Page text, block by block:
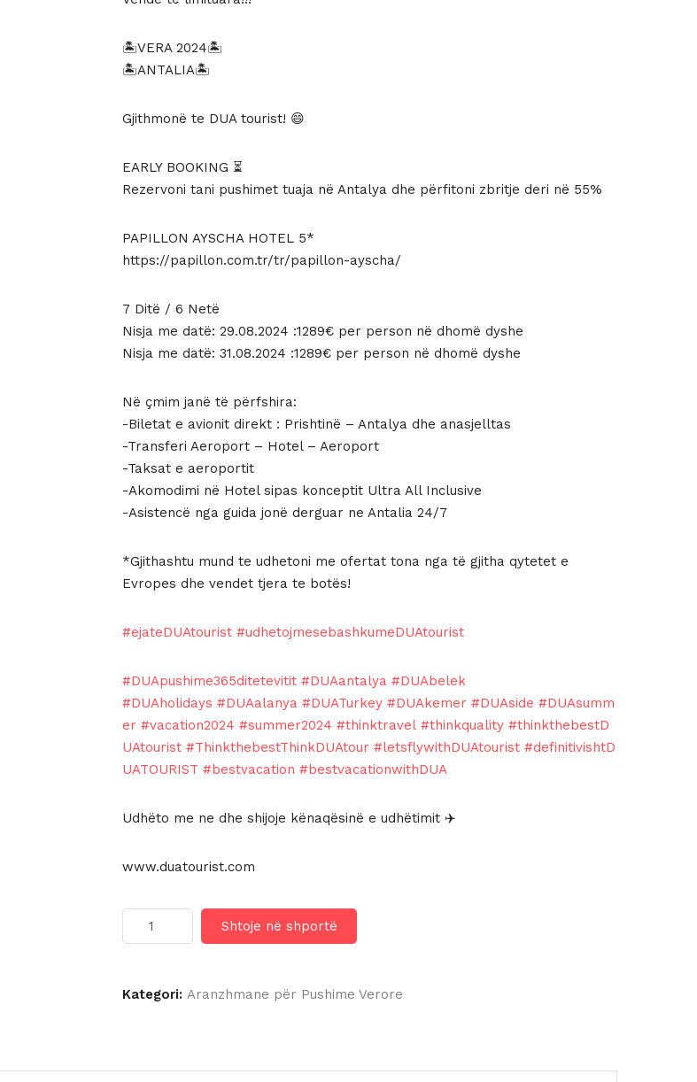
1389 €.është:
🏝VERA 2024🏝
🏝ANTALIA🏝
Gjithmonë te DUA tourist! 😄
EARLY BOOKING ⏳
Rezervoni tani pushimet tuaja në Antalya dhe përfitoni zbritje deri në 55%
PAPILLON AYSCHA HOTEL 5*
https://papillon.com.tr/tr/papillon-ayscha/
7 Ditë / 6 Netë
Nisja me datë: 29.08.2024 :1289€ per person në dhomë dyshe
Nisja me datë: 31.08.2024 :1289€ per person në dhomë dyshe
Në çmim janë të përfshira:
-Biletat e avionit direkt : Prishtinë – Antalya dhe anasjelltas
-Transferi Aeroport – Hotel – Aeroport
-Taksat e aeroportit
-Akomodimi në Hotel sipas konceptit Ultra All Inclusive
-Asistencë nga guida jonë derguar ne Antalia 24/7
*Gjithashtu mund te udhetoni me ofertat tona nga të gjitha qytetet e
Evropes dhe vendet tjera te botës!
#ejateDUAtourist #udhetojmesebashkumeDUAtourist
#DUApushime365ditetevitit #DUAantalya #DUAbelek
#DUAholidays #DUAalanya #DUATurkey #DUAkemer #DUAside #DUAsumm
er #vacation2024 #summer2024 #thinktravel #thinkquality #thinkthebestD
UAtourist #ThinkthebestThinkDUAtour #letsflywithDUAtourist #definitivishtD
UATOURIST #bestvacation #bestvacationwithDUA
Udhëto me ne dhe shijoje kënaqësinë e udhëtimit ✈️
www.duatourist.com
Sasi
PAPILLON
5*
Shtoje në shportë
Kategori:Aranzhmane për Pushime Verore